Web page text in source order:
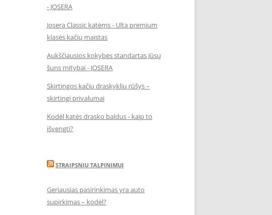
- JOSERA
Josera Classic katėms - Ulta premium
klasės kačių maistas
Aukščiausios kokybės standartas Jūsų
šuns mitybai - JOSERA
Skirtingos kačių draskyklių rūšys –
skirtingi privalumai
Kodėl katės drasko baldus - kaip to
išvengti?
STRAIPSNIU TALPINIMUI
Geriausias pasirinkimas yra auto
supirkimas – kodėl?